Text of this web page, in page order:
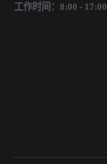
工作时间：8:00 - 17:00